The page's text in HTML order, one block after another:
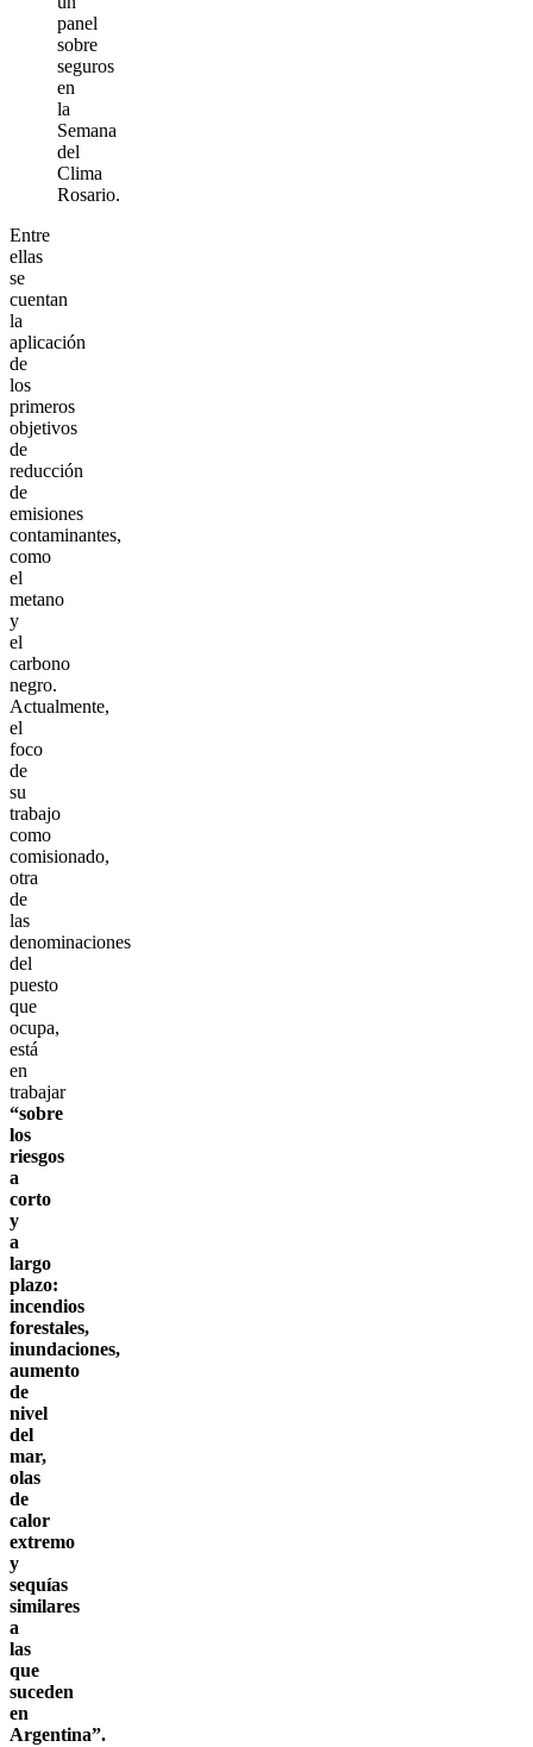
panel
sobre
seguros
en
la
Semana
del
Clima
Rosario.​​​​​
Entre
ellas
se
cuentan
la
aplicación
de
los
primeros
objetivos
de
reducción
de
emisiones
contaminantes,
como
el
metano
y
el
carbono
negro.
Actualmente,
el
foco
de
su
trabajo
como
comisionado,
otra
de
las
denominaciones
del
puesto
que
ocupa,
está
en
trabajar
“sobre
los
riesgos
a
corto
y
a
largo
plazo:
incendios
forestales,
inundaciones,
aumento
de
nivel
del
mar,
olas
de
calor
extremo
y
sequías
similares
a
las
que
suceden
en
Argentina”.